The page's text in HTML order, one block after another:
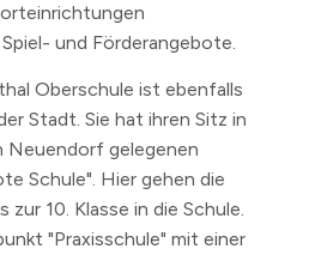
und Förderangebote.
Oberschule ist ebenfalls
Stadt. Sie hat ihren Sitz in
Neuendorf gelegenen
Schule". Hier gehen die
zur 10. Klasse in die Schule.
"Praxisschule" mit einer